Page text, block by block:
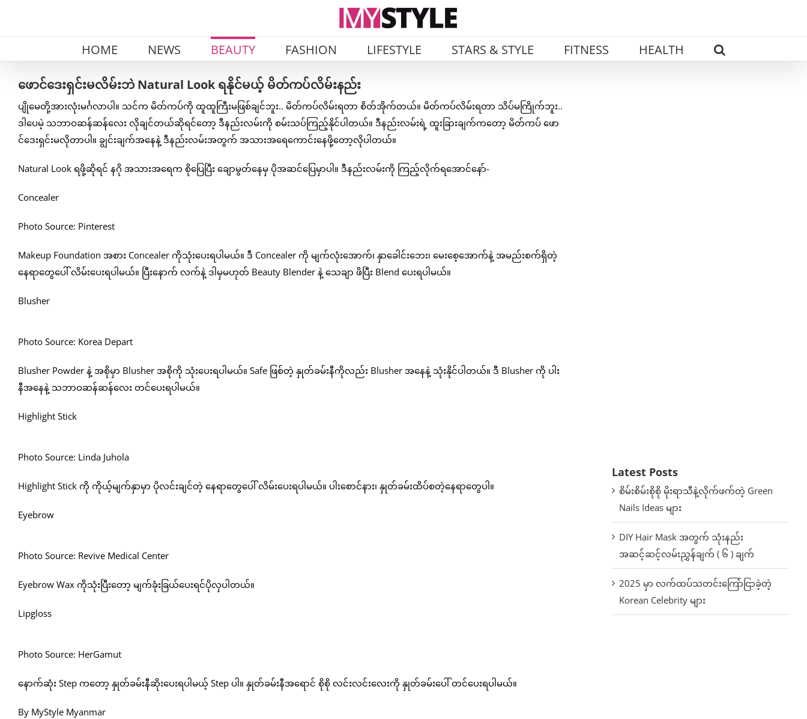
HOME NEWS BEAUTY FASHION LIFESTYLE STARS & STYLE FITNESS HEALTH
ဖောင်ဒေးရှင်းမလိမ်းဘဲ Natural Look ရနိုင်မယ့် မိတ်ကပ်လိမ်းနည်း
ပျိုမေတို့အားလုံးမင်္ဂလာပါ။ သင်က မိတ်ကပ်ကို ထူထူကြီးမဖြစ်ချင်ဘူး.. မိတ်ကပ်လိမ်းရတာ စိတ်အိုက်တယ်။ မိတ်ကပ်လိမ်းရတာ သိပ်မကြိုက်ဘူး..
ဒါပေမဲ့ သဘာဝဆန်ဆန်လေး လိုချင်တယ်ဆိုရင်တော့ ဒီနည်းလမ်းကို စမ်းသပ်ကြည့်နိုင်ပါတယ်။ ဒီနည်းလမ်းရဲ့ ထူးခြားချက်ကတော့ မိတ်ကပ် ဖော
င်ဒေးရှင်းမလိုတာပါ။ ချွင်းချက်အနေနဲ့ ဒီနည်းလမ်းအတွက် အသားအရေကောင်းနေဖို့တော့လိုပါတယ်။
Natural Look ရဖို့ဆိုရင် နဂို အသားအရေက စိုပြေပြီး ချောမွတ်နေမှ ပိုအဆင်ပြေမှာပါ။ ဒီနည်းလမ်းကို ကြည့်လိုက်ရအောင်နော်-
Concealer
Photo Source: Pinterest
Makeup Foundation အစား Concealer ကိုသုံးပေးရပါမယ်။ ဒီ Concealer ကို မျက်လုံးအောက်၊ နှာခေါင်းဘေး၊ မေးစေ့အောက်နဲ့ အမည်းစက်ရှိတဲ့
နေရာတွေပေါ် လိမ်းပေးရပါမယ်။ ပြီးနောက် လက်နဲ့ ဒါမှမဟုတ် Beauty Blender နဲ့ သေချာ ဖိပြီး Blend ပေးရပါမယ်။
Blusher
Photo Source: Korea Depart
Blusher Powder နဲ့ အစိုမှာ Blusher အစိုကို သုံးပေးရပါမယ်။ Safe ဖြစ်တဲ့ နှုတ်ခမ်းနီကိုလည်း Blusher အနေနဲ့ သုံးနိုင်ပါတယ်။ ဒီ Blusher ကို ပါး
နီအနေနဲ့ သဘာဝဆန်ဆန်လေး တင်ပေးရပါမယ်။
Highlight Stick
Photo Source: Linda Juhola
Highlight Stick ကို ကိုယ့်မျက်နှာမှာ ပိုလင်းချင်တဲ့ နေရာတွေပေါ် လိမ်းပေးရပါမယ်။ ပါးစောင်နား၊ နှုတ်ခမ်းထိပ်စတဲ့နေရာတွေပါ။
Eyebrow
Photo Source: Revive Medical Center
Eyebrow Wax ကိုသုံးပြီးတော့ မျက်ခုံးခြယ်ပေးရင်ပိုလှပါတယ်။
Lipgloss
Photo Source: HerGamut
နောက်ဆုံး Step ကတော့ နှုတ်ခမ်းနီဆိုးပေးရပါမယ့် Step ပါ။ နှုတ်ခမ်းနီအရောင် စိုစို လင်းလင်းလေးကို နှုတ်ခမ်းပေါ် တင်ပေးရပါမယ်။
By MyStyle Myanmar
Latest Posts
စိမ်းစိမ်းစိုစို မိုးရာသီနဲ့လိုက်ဖက်တဲ့ Green
Nails Ideas များ
DIY Hair Mask အတွက် သုံးနည်း
အဆင့်ဆင့်လမ်းညွှန်ချက် ( ၆ ) ချက်
2025 မှာ လက်ထပ်သတင်းကြော်ငြာခဲ့တဲ့
Korean Celebrity များ